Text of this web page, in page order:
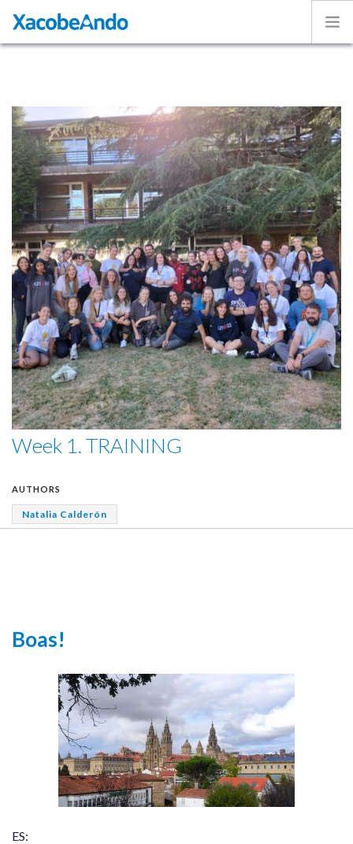
Caminos
Volunteer
Experiences
Exhibition
Login
ENGLISH
Week 1. TRAINING
AUTHORS
Natalia Calderón
Boas!
ES: